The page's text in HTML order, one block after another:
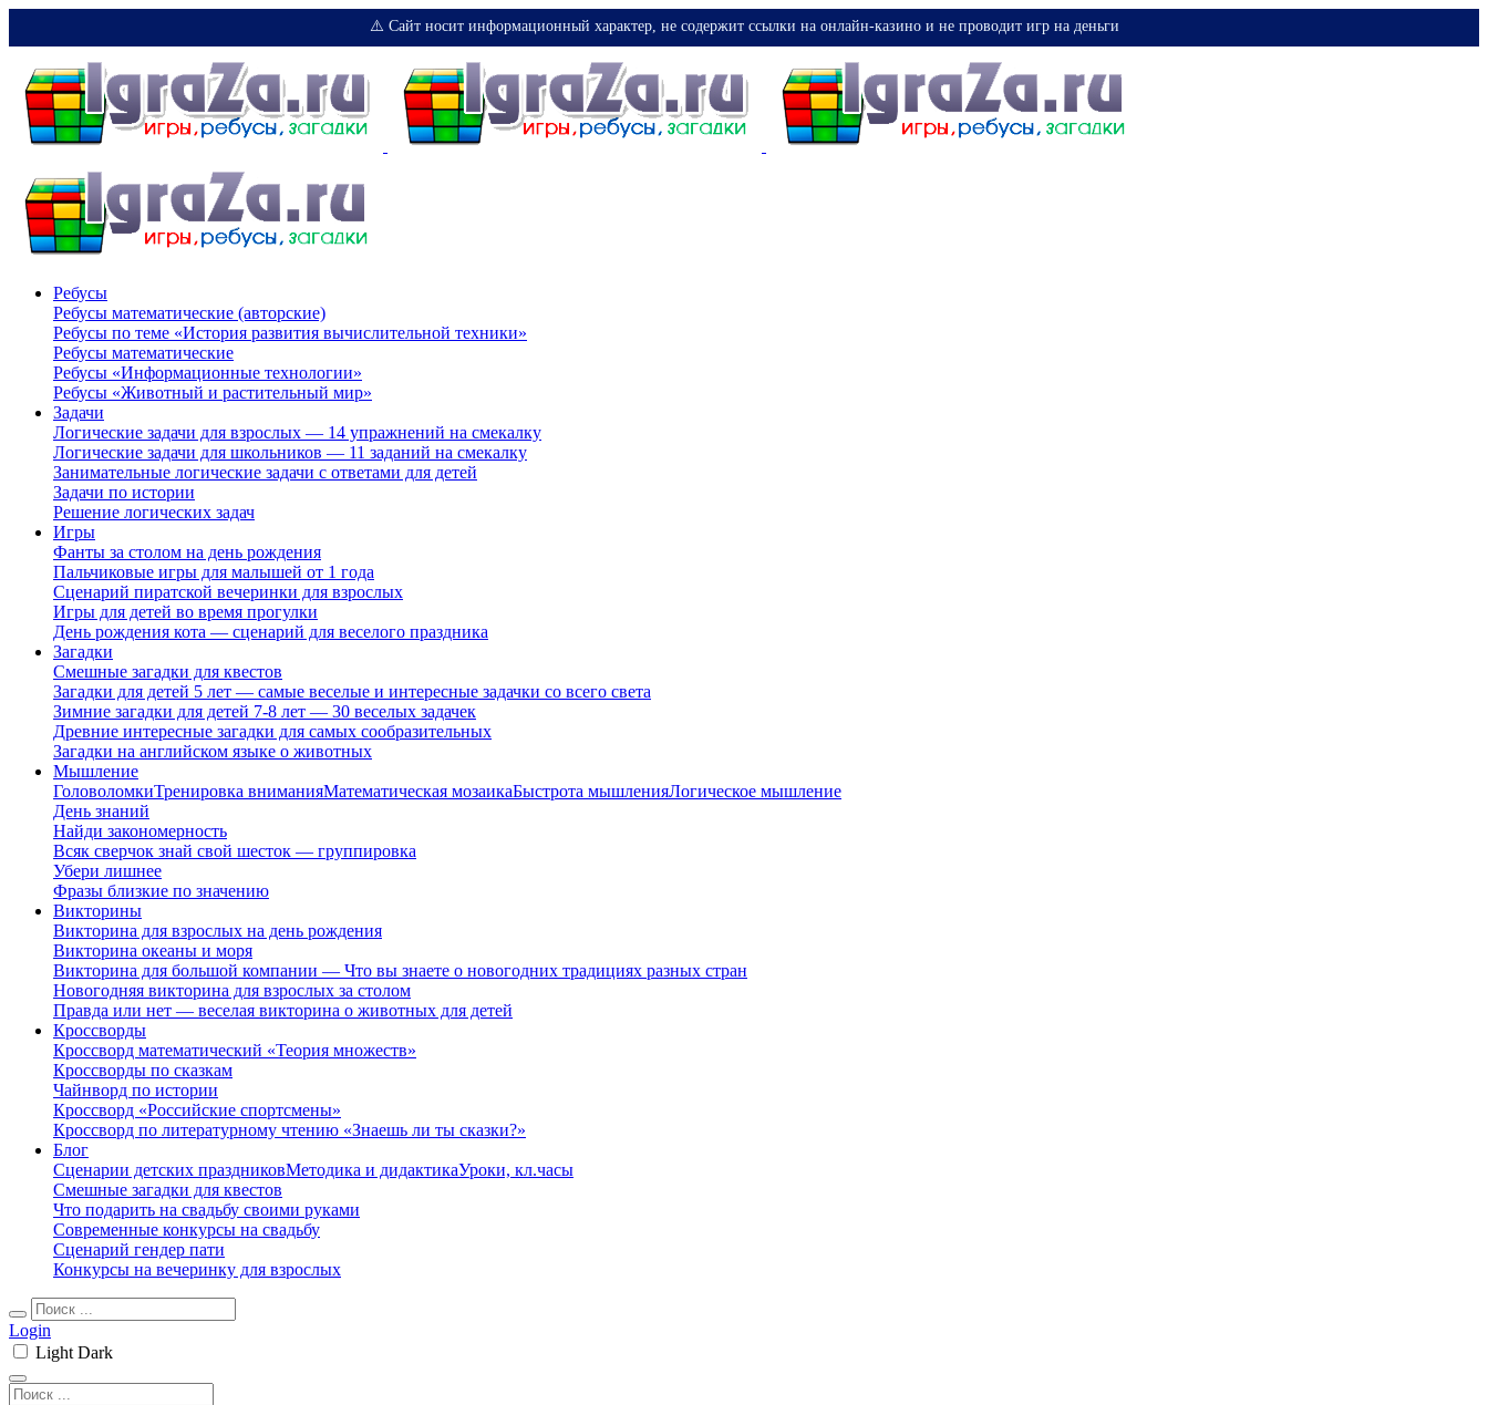
⚠️ Сайт носит информационный характер, не содержит ссылки на онлайн-казино и не проводит игр на деньги
Ребусы
Ребусы математические (авторские)
Ребусы по теме «История развития вычислительной техники»
Ребусы математические
Ребусы «Информационные технологии»
Ребусы «Животный и растительный мир»
Задачи
Логические задачи для взрослых — 14 упражнений на смекалку
Логические задачи для школьников — 11 заданий на смекалку
Занимательные логические задачи с ответами для детей
Задачи по истории
Решение логических задач
Игры
Фанты за столом на день рождения
Пальчиковые игры для малышей от 1 года
Сценарий пиратской вечеринки для взрослых
Игры для детей во время прогулки
День рождения кота — сценарий для веселого праздника
Загадки
Смешные загадки для квестов
Загадки для детей 5 лет — самые веселые и интересные задачки со всего света
Зимние загадки для детей 7-8 лет — 30 веселых задачек
Древние интересные загадки для самых сообразительных
Загадки на английском языке о животных
Мышление
ГоловоломкиТренировка вниманияМатематическая мозаикаБыстрота мышленияЛогическое мышление
День знаний
Найди закономерность
Всяк сверчок знай свой шесток — группировка
Убери лишнее
Фразы близкие по значению
Викторины
Викторина для взрослых на день рождения
Викторина океаны и моря
Викторина для большой компании — Что вы знаете о новогодних традициях разных стран
Новогодняя викторина для взрослых за столом
Правда или нет — веселая викторина о животных для детей
Кроссворды
Кроссворд математический «Теория множеств»
Кроссворды по сказкам
Чайнворд по истории
Кроссворд «Российские спортсмены»
Кроссворд по литературному чтению «Знаешь ли ты сказки?»
Блог
Сценарии детских праздниковМетодика и дидактикаУроки, кл.часы
Смешные загадки для квестов
Что подарить на свадьбу своими руками
Современные конкурсы на свадьбу
Сценарий гендер пати
Конкурсы на вечеринку для взрослых
Login
Light Dark